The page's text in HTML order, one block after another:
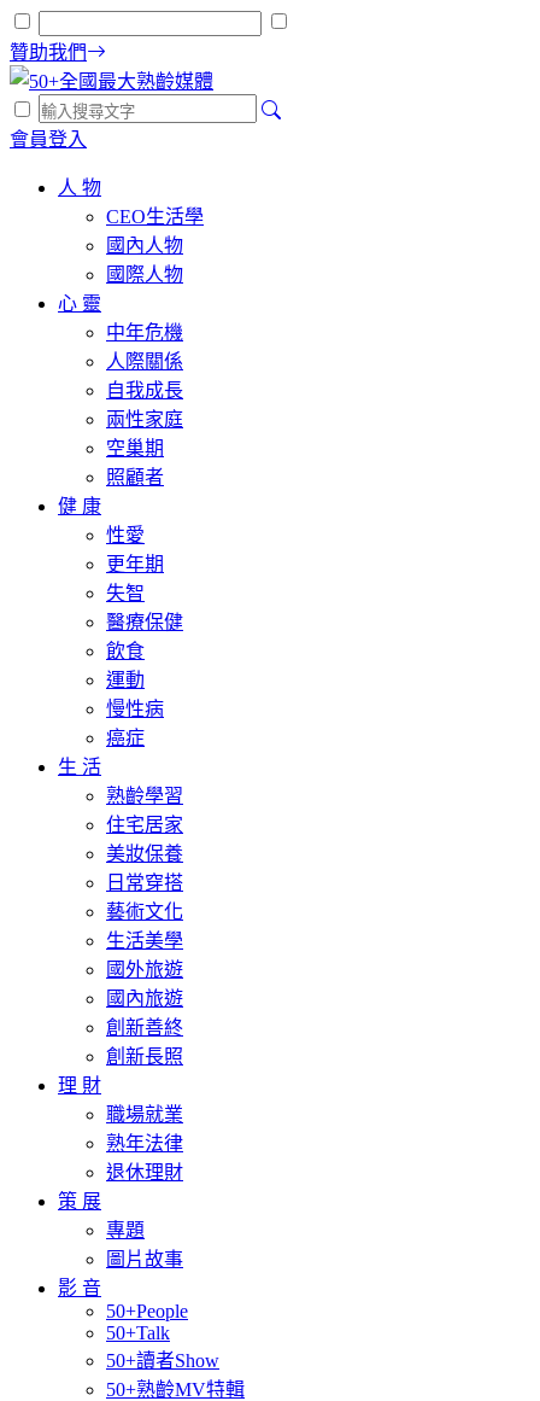
贊助我們
會員登入
人 物
CEO生活學
國內人物
國際人物
心 靈
中年危機
人際關係
自我成長
兩性家庭
空巢期
照顧者
健 康
性愛
更年期
失智
醫療保健
飲食
運動
慢性病
癌症
生 活
熟齡學習
住宅居家
美妝保養
日常穿搭
藝術文化
生活美學
國外旅遊
國內旅遊
創新善終
創新長照
理 財
職場就業
熟年法律
退休理財
策 展
專題
圖片故事
影 音
50+People
50+Talk
50+讀者Show
50+熟齡MV特輯